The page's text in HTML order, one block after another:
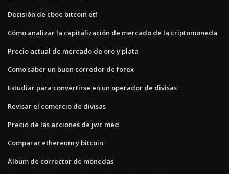
Decisión de cboe bitcoin etf
Cómo analizar la capitalización de mercado de la criptomoneda
Precio actual de mercado de oro y plata
Como saber un buen corredor de forex
Estudiar para convertirse en un operador de divisas
Revisar el comercio de divisas
Precio de las acciones de jwc med
Comparar ethereum y bitcoin
Álbum de corrector de monedas